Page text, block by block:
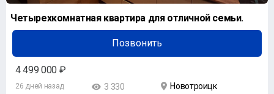
Четырехкомнатная квартира для отличной семьи.
Позвонить
4 499 000 ₽
26 дней назад 3 330
Новотроицк